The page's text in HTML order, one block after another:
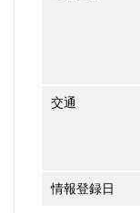
交通
情報登録日